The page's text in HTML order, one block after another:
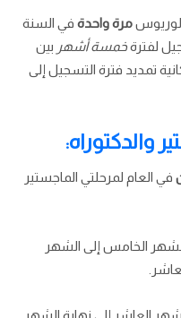
مرة واحدة في السنة
لفترةخمسة أشهر بين
تمديد فترة التسجيل إلى
والدكتوراه:
في العام لمرحلتي الماجستير
الخامس إلى الشهر